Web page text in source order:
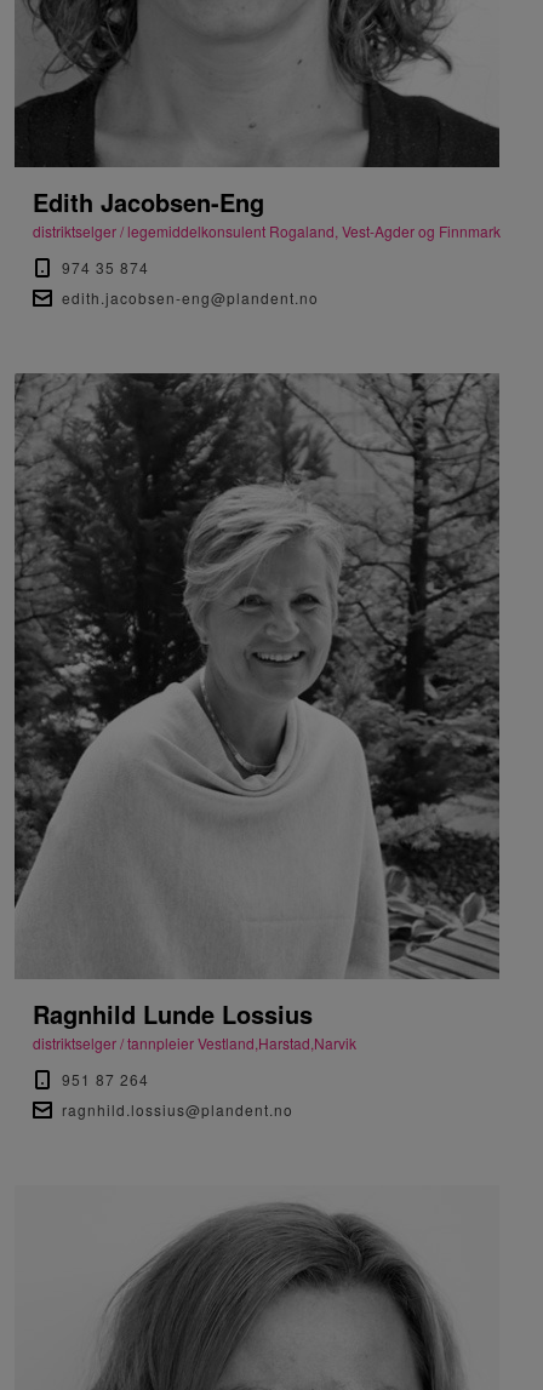
Edith Jacobsen-Eng
distriktselger / legemiddelkonsulent Rogaland, Vest-Agder og Finnmark
974 35 874
edith.jacobsen-eng@plandent.no
Ragnhild Lunde Lossius
distriktselger / tannpleier Vestland,Harstad,Narvik
951 87 264
ragnhild.lossius@plandent.no